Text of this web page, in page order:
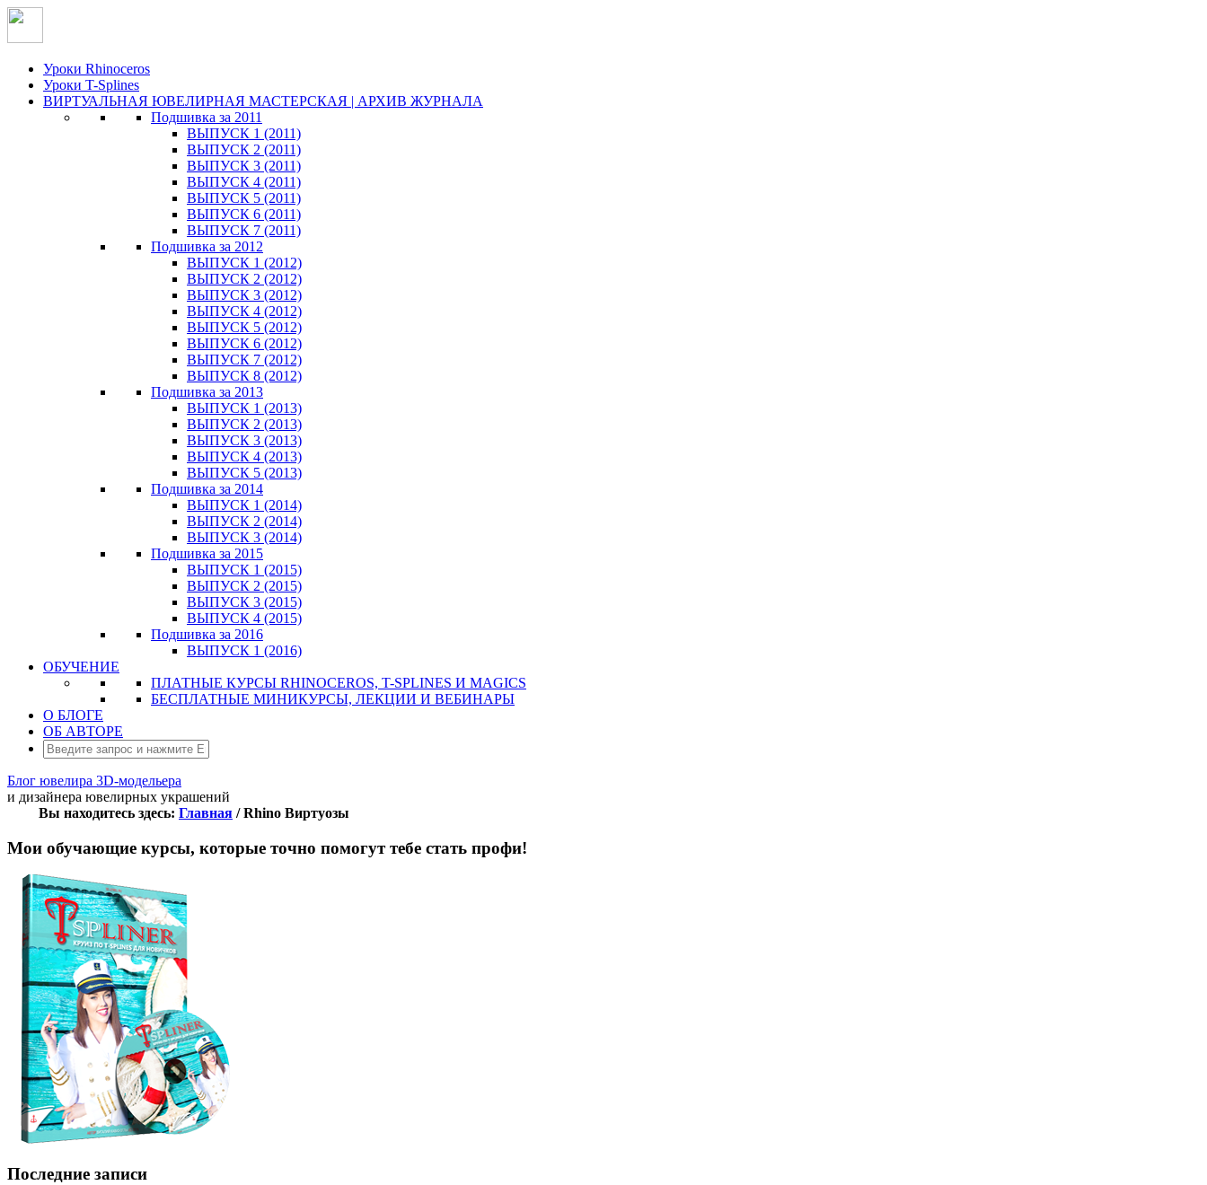
Уроки Rhinoceros
Уроки T-Splines
ВИРТУАЛЬНАЯ ЮВЕЛИРНАЯ МАСТЕРСКАЯ | АРХИВ ЖУРНАЛА
Подшивка за 2011
ВЫПУСК 1 (2011)
ВЫПУСК 2 (2011)
ВЫПУСК 3 (2011)
ВЫПУСК 4 (2011)
ВЫПУСК 5 (2011)
ВЫПУСК 6 (2011)
ВЫПУСК 7 (2011)
Подшивка за 2012
ВЫПУСК 1 (2012)
ВЫПУСК 2 (2012)
ВЫПУСК 3 (2012)
ВЫПУСК 4 (2012)
ВЫПУСК 5 (2012)
ВЫПУСК 6 (2012)
ВЫПУСК 7 (2012)
ВЫПУСК 8 (2012)
Подшивка за 2013
ВЫПУСК 1 (2013)
ВЫПУСК 2 (2013)
ВЫПУСК 3 (2013)
ВЫПУСК 4 (2013)
ВЫПУСК 5 (2013)
Подшивка за 2014
ВЫПУСК 1 (2014)
ВЫПУСК 2 (2014)
ВЫПУСК 3 (2014)
Подшивка за 2015
ВЫПУСК 1 (2015)
ВЫПУСК 2 (2015)
ВЫПУСК 3 (2015)
ВЫПУСК 4 (2015)
Подшивка за 2016
ВЫПУСК 1 (2016)
ОБУЧЕНИЕ
ПЛАТНЫЕ КУРСЫ RHINOCEROS, T-SPLINES И MAGICS
БЕСПЛАТНЫЕ МИНИКУРСЫ, ЛЕКЦИИ И ВЕБИНАРЫ
О БЛОГЕ
ОБ АВТОРЕ
Блог ювелира 3D-модельера
и дизайнера ювелирных украшений
Вы находитесь здесь: Главная /Rhino Виртуозы
Мои обучающие курсы, которые точно помогут тебе стать профи!
Последние записи